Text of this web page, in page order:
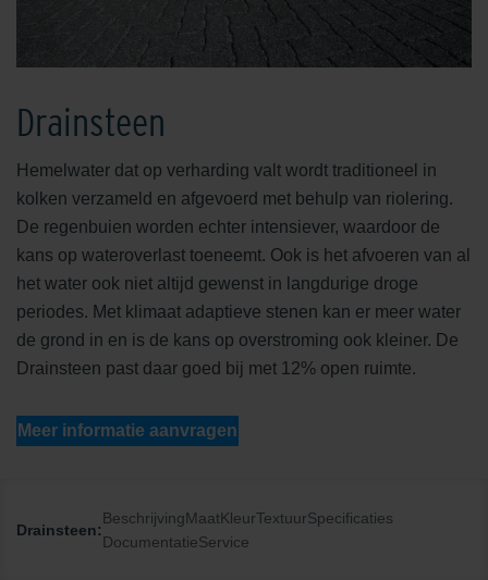
Drainsteen
Hemelwater dat op verharding valt wordt traditioneel in
kolken verzameld en afgevoerd met behulp van riolering.
De regenbuien worden echter intensiever, waardoor de
kans op wateroverlast toeneemt. Ook is het afvoeren van al
het water ook niet altijd gewenst in langdurige droge
periodes. Met klimaat adaptieve stenen kan er meer water
de grond in en is de kans op overstroming ook kleiner. De
Drainsteen past daar goed bij met 12% open ruimte.
Meer informatie aanvragen
Drainsteen:
BeschrijvingMaatKleurTextuurSpecificaties
DocumentatieService